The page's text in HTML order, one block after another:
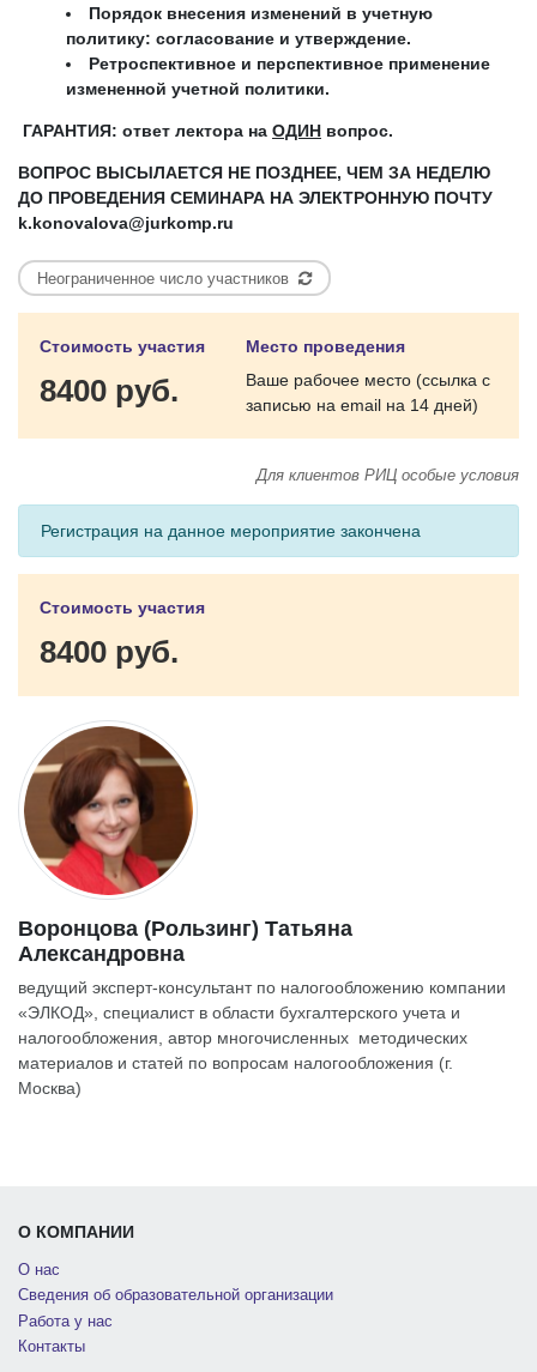
Воронцова (Рользинг) Татьяна
Александровна
ведущий эксперт-консультант по налогообложению компании
«ЭЛКОД», специалист в области бухгалтерского учета и
налогообложения, автор многочисленных методических
материалов и статей по вопросам налогообложения (г.
Москва)
Порядок внесения изменений в учетную
политику: согласование и утверждение.
Ретроспективное и перспективное применение
измененной учетной политики.
ГАРАНТИЯ: ответ лектора на ОДИН вопрос.
ВОПРОС ВЫСЫЛАЕТСЯ НЕ ПОЗДНЕЕ, ЧЕМ ЗА НЕДЕЛЮ
ДО ПРОВЕДЕНИЯ СЕМИНАРА НА ЭЛЕКТРОННУЮ ПОЧТУ
k.konovalova@jurkomp.ru
Неограниченное число участников
Стоимость участия
8400 руб.
Место проведения
Ваше рабочее место (ссылка с
записью на email на 14 дней)
Для клиентов РИЦ особые условия
Регистрация на данное мероприятие закончена
Стоимость участия
8400 руб.
О КОМПАНИИ
О нас
Сведения об образовательной организации
Работа у нас
Контакты